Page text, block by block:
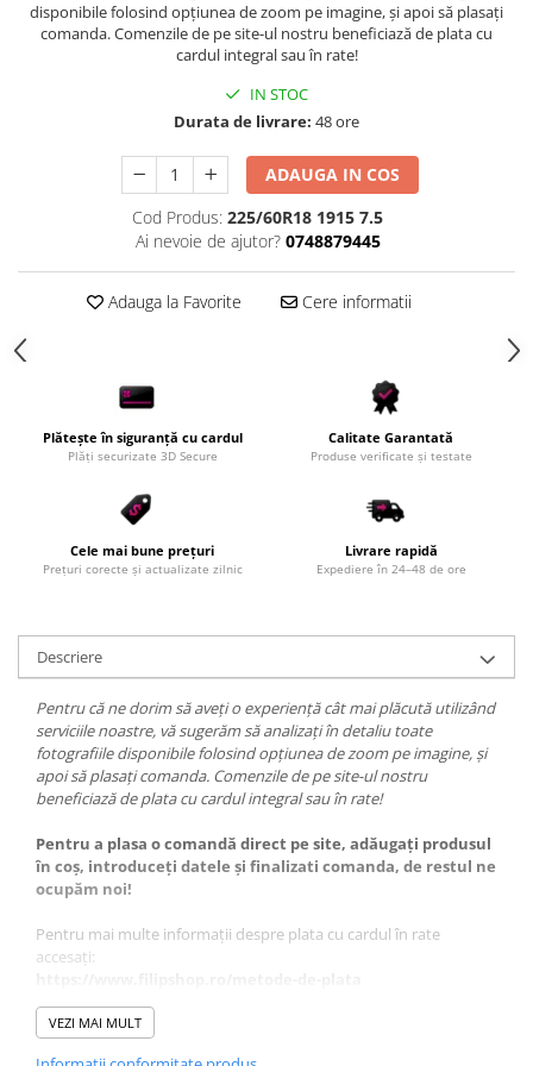
Scule Vulcanizare
Instrumente de scris premium
disponibile folosind opțiunea de zoom pe imagine, și apoi să plasați
comanda. Comenzile de pe site-ul nostru beneficiază de plata cu
cardul integral sau în rate!
IN STOC
Durata de livrare: 48 ore
ADAUGA IN COS
Cod Produs: 225/60R18 1915 7.5
Ai nevoie de ajutor? 0748879445
Adauga la Favorite Cere informatii
Plătește în siguranță cu cardul
Plăți securizate 3D Secure
Calitate Garantată
Produse verificate și testate
Cele mai bune prețuri
Prețuri corecte și actualizate zilnic
Livrare rapidă
Expediere în 24–48 de ore
Descriere
Pentru că ne dorim să aveți o experiență cât mai plăcută utilizând
serviciile noastre, vă sugerăm să analizați în detaliu toate
fotografiile disponibile folosind opțiunea de zoom pe imagine, și
apoi să plasați comanda. Comenzile de pe site-ul nostru
beneficiază de plata cu cardul integral sau în rate!
Pentru a plasa o comandă direct pe site, adăugați produsul
în coș, introduceți datele și finalizati comanda, de restul ne
ocupăm noi!
Pentru mai multe informații despre plata cu cardul în rate
accesați:
Vă oferim la prețul afișat - Set 2 anvelope 225/60 R18 sh iarna
VEZI MAI MULT